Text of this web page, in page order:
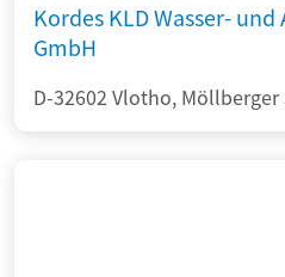
Kordes KLD Wasser-
GmbH
D-32602 Vlotho, Möllberger